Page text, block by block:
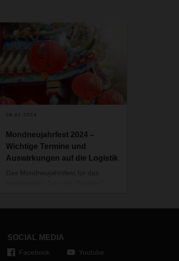
09.01.2024
Mondneujahrfest 2024 –
Wichtige Termine und
Auswirkungen auf die Logistik
Das Mondneujahrsfest für das
eines neuen Jahres mit ihren
SOCIAL MEDIA
Facebook Youtube